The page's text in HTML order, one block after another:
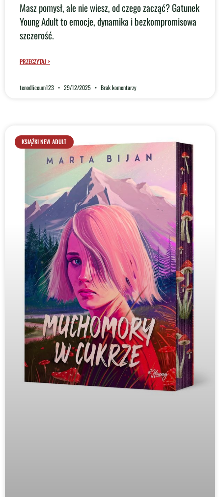
Masz pomysł, ale nie wiesz, od czego zacząć? Gatunek
Young Adult to emocje, dynamika i bezkompromisowa
szczerość.
PRZECZYTAJ >
tenodliceum123 29/12/2025 Brak komentarzy
KSIĄŻKI NEW ADULT